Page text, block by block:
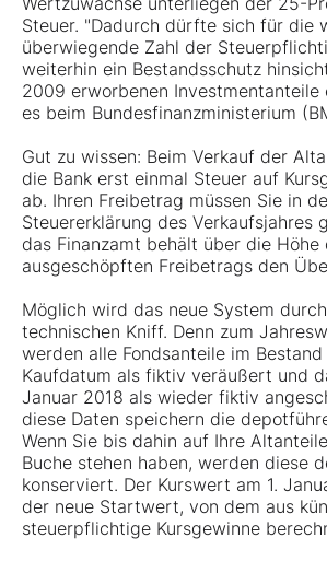
Steuer. "Dadurch dürfte sich für die
überwiegende Zahl der
weiterhin ein Bestandsschutz
2009 erworbenen Investmentanteile
es beim Bundesfinanzministerium
Gut zu wissen: Beim Verkauf der
die Bank erst einmal Steuer auf
ab. Ihren Freibetrag müssen Sie in
Steuererklärung des Verkaufsjahres
das Finanzamt behält über die Höhe
ausgeschöpften Freibetrags den
Möglich wird das neue System
technischen Kniff. Denn zum
werden alle Fondsanteile im
Kaufdatum als fiktiv veräußert und
Januar 2018 als wieder fiktiv
diese Daten speichern die
Wenn Sie bis dahin auf Ihre
Buche stehen haben, werden diese
konserviert. Der Kurswert am 1.
der neue Startwert, von dem aus
steuerpflichtige Kursgewinne